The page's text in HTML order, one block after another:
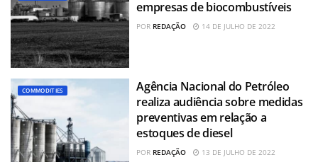
empresas de biocombustíveis
POR REDAÇÃO 14 DE JULHO DE 2022
COMMODITIES
Agência Nacional do Petróleo
realiza audiência sobre medidas
preventivas em relação a
estoques de diesel
POR REDAÇÃO 13 DE JULHO DE 2022